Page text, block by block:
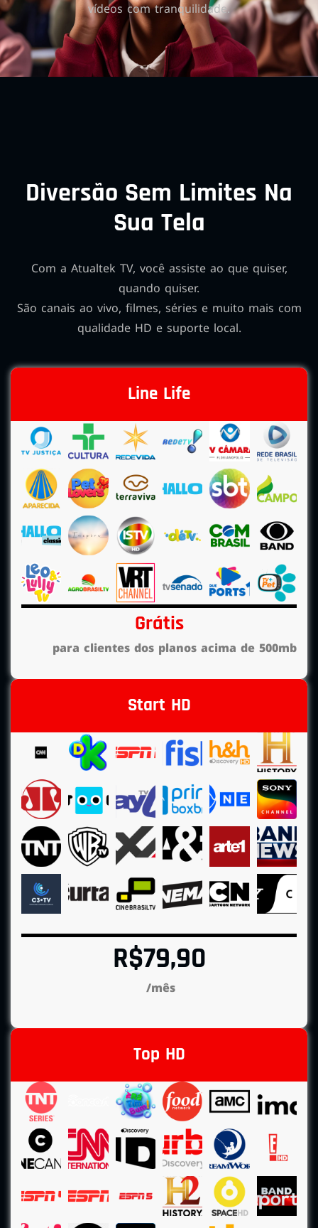
vídeos com tranquilidade.
Diversão Sem Limites Na
Sua Tela
Com a Atualtek TV, você assiste ao que quiser,
quando quiser.
São canais ao vivo, filmes, séries e muito mais com
qualidade HD e suporte local.
Line Life
Grátis
para clientes dos planos acima de 500mb
Start HD
R$79,90
/mês
Top HD